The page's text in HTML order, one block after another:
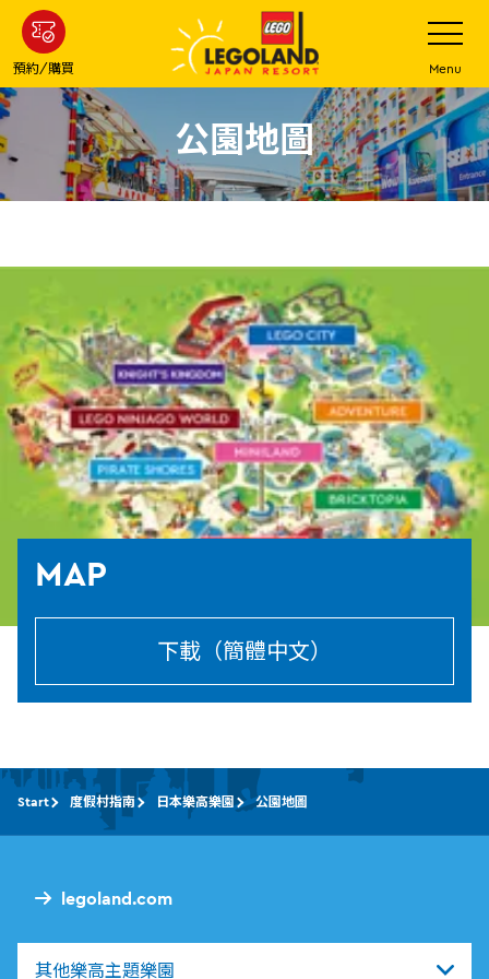
步
主
要
內
預約/購買
打
開
網
站
菜
單
Menu
公園地圖
MAP
下載（簡體中文）
legoland.com
其他樂高主題樂園
Start 度假村指南 日本樂高樂園 公園地圖